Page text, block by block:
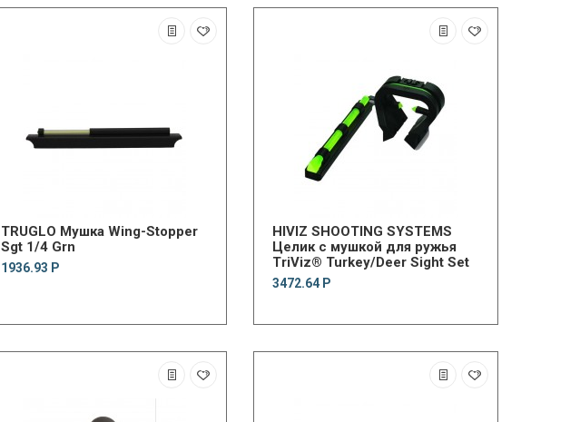
TRUGLO Мушка Wing-Stopper
Sgt 1/4 Grn
1936.93 Р
HIVIZ SHOOTING SYSTEMS
Целик с мушкой для ружья
TriViz® Turkey/Deer Sight Set
3472.64 Р